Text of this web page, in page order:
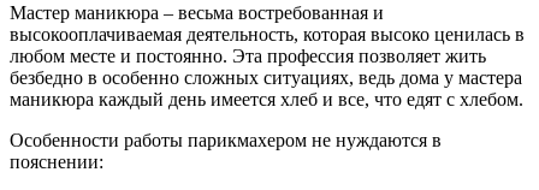
Мастер маникюра – весьма востребованная и
высокооплачиваемая деятельность, которая высоко ценилась в
любом месте и постоянно. Эта профессия позволяет жить
безбедно в особенно сложных ситуациях, ведь дома у мастера
маникюра каждый день имеется хлеб и все, что едят с хлебом.
Особенности работы парикмахером не нуждаются в
пояснении: